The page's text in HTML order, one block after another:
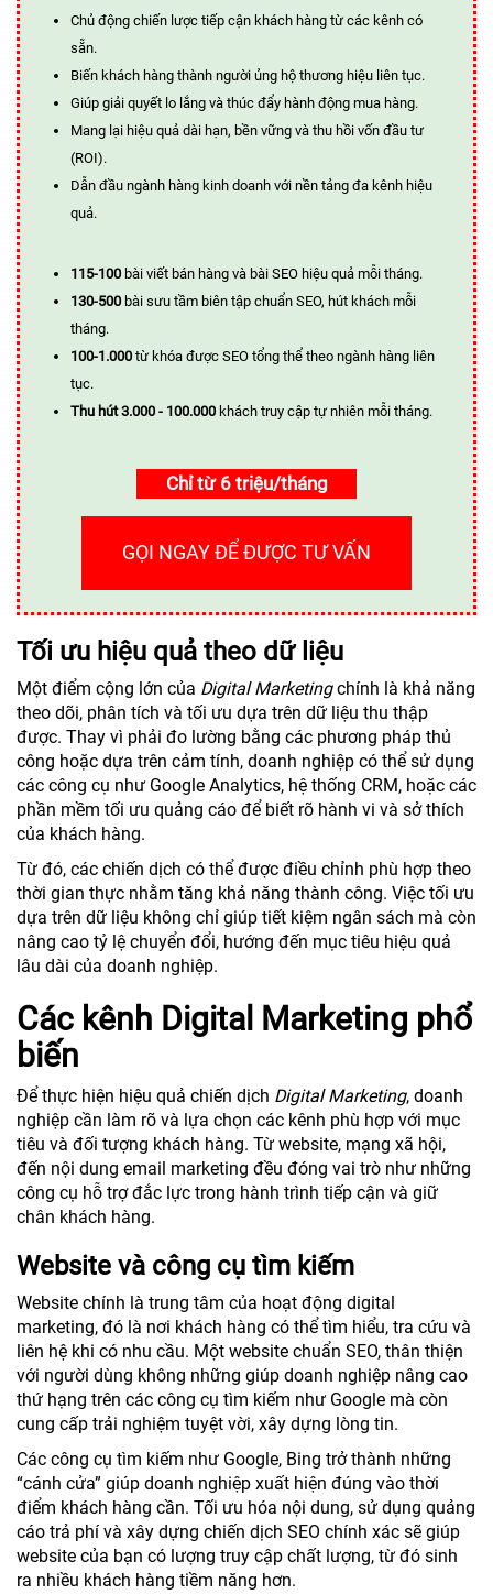
Chủ động chiến lược tiếp cận khách hàng từ các kênh có
sẵn.
Biến khách hàng thành người ủng hộ thương hiệu liên tục.
Giúp giải quyết lo lắng và thúc đẩy hành động mua hàng.
Mang lại hiệu quả dài hạn, bền vững và thu hồi vốn đầu tư
(ROI).
Dẫn đầu ngành hàng kinh doanh với nền tảng đa kênh hiệu
quả.
115-100 bài viết bán hàng và bài SEO hiệu quả mỗi tháng.
130-500 bài sưu tầm biên tập chuẩn SEO, hút khách mỗi
tháng.
100-1.000 từ khóa được SEO tổng thể theo ngành hàng liên
tục.
Thu hút 3.000 - 100.000 khách truy cập tự nhiên mỗi tháng.
Chỉ từ 6 triệu/tháng
GỌI NGAY ĐỂ ĐƯỢC TƯ VẤN
Tối ưu hiệu quả theo dữ liệu
Một điểm cộng lớn của Digital Marketingchính là khả năng
theo dõi, phân tích và tối ưu dựa trên dữ liệu thu thập
được. Thay vì phải đo lường bằng các phương pháp thủ
công hoặc dựa trên cảm tính, doanh nghiệp có thể sử dụng
các công cụ như Google Analytics, hệ thống CRM, hoặc các
phần mềm tối ưu quảng cáo để biết rõ hành vi và sở thích
của khách hàng.
Từ đó, các chiến dịch có thể được điều chỉnh phù hợp theo
thời gian thực nhằm tăng khả năng thành công. Việc tối ưu
dựa trên dữ liệu không chỉ giúp tiết kiệm ngân sách mà còn
nâng cao tỷ lệ chuyển đổi, hướng đến mục tiêu hiệu quả
lâu dài của doanh nghiệp.
Các kênh Digital Marketing phổ
biến
Để thực hiện hiệu quả chiến dịch Digital Marketing, doanh
nghiệp cần làm rõ và lựa chọn các kênh phù hợp với mục
tiêu và đối tượng khách hàng. Từ website, mạng xã hội,
đến nội dung email marketing đều đóng vai trò như những
công cụ hỗ trợ đắc lực trong hành trình tiếp cận và giữ
chân khách hàng.
Website và công cụ tìm kiếm
Website chính là trung tâm của hoạt động digital
marketing, đó là nơi khách hàng có thể tìm hiểu, tra cứu và
liên hệ khi có nhu cầu. Một website chuẩn SEO, thân thiện
với người dùng không những giúp doanh nghiệp nâng cao
thứ hạng trên các công cụ tìm kiếm như Google mà còn
cung cấp trải nghiệm tuyệt vời, xây dựng lòng tin.
Các công cụ tìm kiếm như Google, Bing trở thành những
“cánh cửa” giúp doanh nghiệp xuất hiện đúng vào thời
điểm khách hàng cần. Tối ưu hóa nội dung, sử dụng quảng
cáo trả phí và xây dựng chiến dịch SEO chính xác sẽ giúp
website của bạn có lượng truy cập chất lượng, từ đó sinh
ra nhiều khách hàng tiềm năng hơn.